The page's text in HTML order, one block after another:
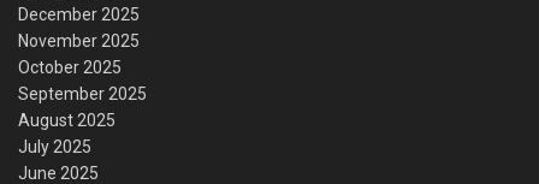
December 2025
November 2025
October 2025
September 2025
August 2025
July 2025
June 2025